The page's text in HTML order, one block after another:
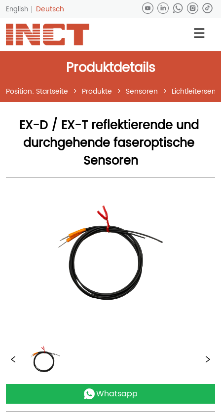
English Deutsch
Produktdetails
Position: Startseite > Produkte > Sensoren >
EX-D / EX-T reflektierende und
durchgehende faseroptische
Sensoren
Whatsapp